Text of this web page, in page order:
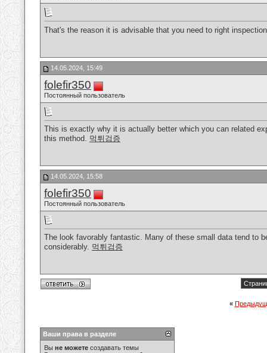
That's the reason it is advisable that you need to right
14.05.2024, 15:49
folefir350
Постоянный пользователь
This is exactly why it is actually better which you can related
this method. 먹튀검증
14.05.2024, 15:58
folefir350
Постоянный пользователь
The look favorably fantastic. Many of these small data tend to
considerably. 먹튀검증
«
Ваши права в разделе
Вы не можете создавать темы